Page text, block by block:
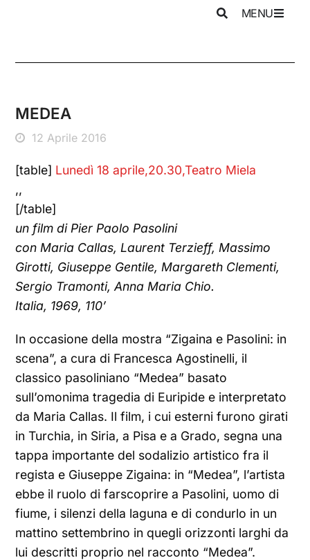
MENU
MEDEA
12 Aprile 2016
[table] Lunedì 18 aprile,20.30,Teatro Miela
,,
[/table]
un film di Pier Paolo Pasolini
con Maria Callas, Laurent Terzieff, Massimo
Girotti, Giuseppe Gentile, Margareth Clementi,
Sergio Tramonti, Anna Maria Chio.
Italia, 1969, 110’
In occasione della mostra “Zigaina e Pasolini: in
scena”, a cura di Francesca Agostinelli, il
classico pasoliniano “Medea” basato
sull’omonima tragedia di Euripide e interpretato
da Maria Callas. Il film, i cui esterni furono girati
in Turchia, in Siria, a Pisa e a Grado, segna una
tappa importante del sodalizio artistico fra il
regista e Giuseppe Zigaina: in “Medea”, l’artista
ebbe il ruolo di farscoprire a Pasolini, uomo di
fiume, i silenzi della laguna e di condurlo in un
mattino settembrino in quegli orizzonti larghi da
lui descritti proprio nel racconto “Medea”.